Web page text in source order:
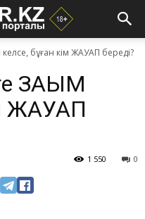
келсе, бұған кім ЖАУАП береді?
ЗАҚЫМ
ЖАУАП
0
1 550